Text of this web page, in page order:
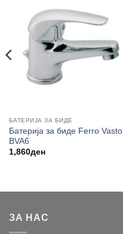
БАТЕРИЈА ЗА БИДЕ
Батерија за биде Ferro Vasto
BVA6
1,860ден
ЗА НАС